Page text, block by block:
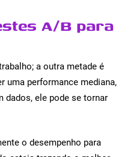
A/B para
a outra metade é
uma performance mediana,
dados, ele pode se tornar
o desempenho para